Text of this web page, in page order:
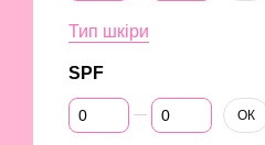
Тип шкіри
SPF
Від SPF
До SPF ОК